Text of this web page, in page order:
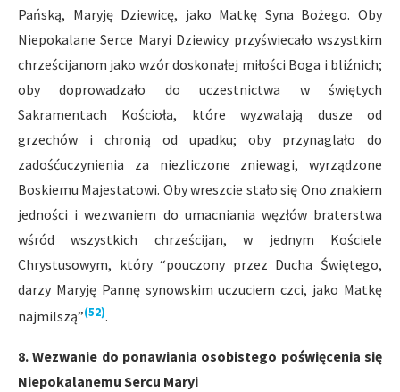
Pańską, Maryję Dziewicę, jako Matkę Syna Bożego. Oby
Niepokalane Serce Maryi Dziewicy przyświecało wszystkim
chrześcijanom jako wzór doskonałej miłości Boga i bliźnich;
oby doprowadzało do uczestnictwa w świętych
Sakramentach Kościoła, które wyzwalają dusze od
grzechów i chronią od upadku; oby przynaglało do
zadośćuczynienia za niezliczone zniewagi, wyrządzone
Boskiemu Majestatowi. Oby wreszcie stało się Ono znakiem
jedności i wezwaniem do umacniania węzłów braterstwa
wśród wszystkich chrześcijan, w jednym Kościele
Chrystusowym, który “pouczony przez Ducha Świętego,
darzy Maryję Pannę synowskim uczuciem czci, jako Matkę
najmilszą”(52).
8. Wezwanie do ponawiania osobistego poświęcenia się
Niepokalanemu Sercu Maryi